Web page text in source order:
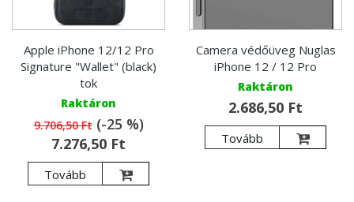
Apple iPhone 12/12 Pro
Signature "Wallet" (black)
tok
Raktáron
9.706,50 Ft(-25 %)
7.276,50 Ft
Tovább
Camera védőüveg Nuglas
iPhone 12 / 12 Pro
Raktáron
2.686,50 Ft
Tovább